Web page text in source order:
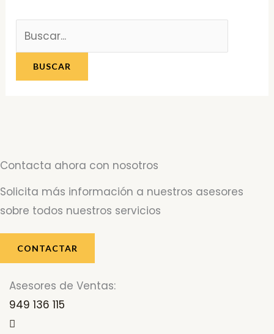
Contacta ahora con nosotros
Solicita más información a nuestros asesores
sobre todos nuestros servicios
CONTACTAR
Asesores de Ventas:
949 136 115